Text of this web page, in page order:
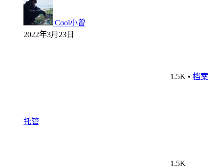
Cool小曾
2022年3月23日
1.5K • 档案
托管
1.5K